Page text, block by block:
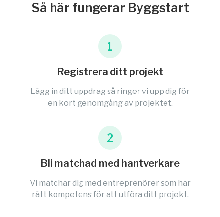
Så här fungerar Byggstart
1
Registrera ditt projekt
Lägg in ditt uppdrag så ringer vi upp dig för
en kort genomgång av projektet.
2
Bli matchad med hantverkare
Vi matchar dig med entreprenörer som har
rätt kompetens för att utföra ditt projekt.